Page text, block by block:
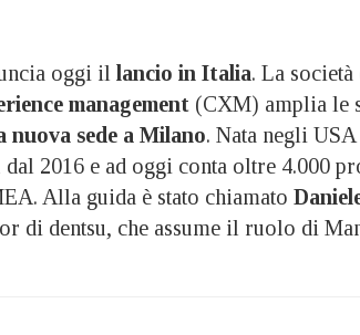
oggi il lancio in Italia. La società
management (CXM) amplia le
nuova sede a Milano. Nata negli
2016 e ad oggi conta oltre 4.000
Alla guida è stato chiamato
di dentsu, che assume il ruolo di